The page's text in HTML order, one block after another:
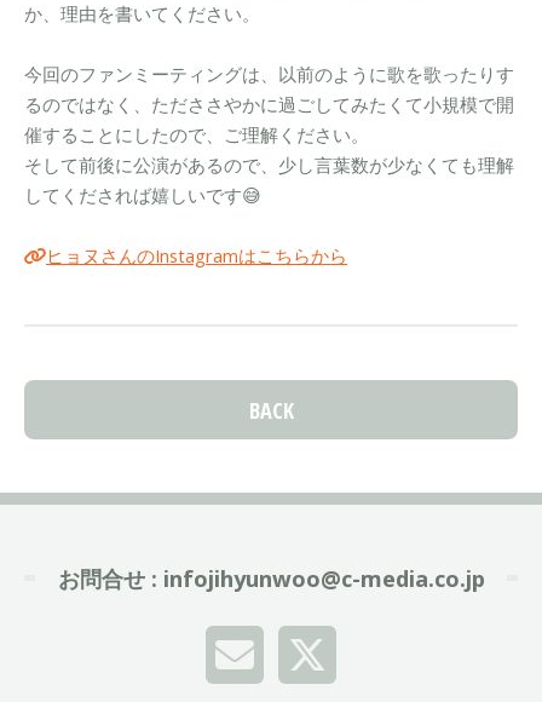
か、理由を書いてください。
今回のファンミーティングは、以前のように歌を歌ったりす
るのではなく、ただささやかに過ごしてみたくて小規模で開
催することにしたので、ご理解ください。
そして前後に公演があるので、少し言葉数が少なくても理解
してくだされば嬉しいです😅
ヒョヌさんのInstagramはこちらから
BACK
お問合せ : infojihyunwoo@c-media.co.jp